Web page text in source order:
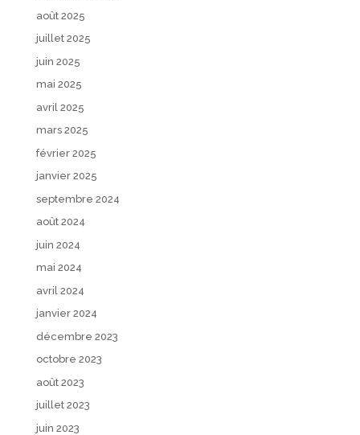
août 2025
juillet 2025
juin 2025
mai 2025
avril 2025
mars 2025
février 2025
janvier 2025
septembre 2024
août 2024
juin 2024
mai 2024
avril 2024
janvier 2024
décembre 2023
octobre 2023
août 2023
juillet 2023
juin 2023